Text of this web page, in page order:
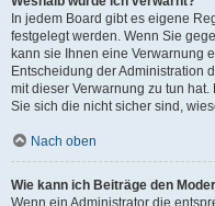
In jedem Board gibt es eigene
festgelegt werden. Wenn Sie
kann sie Ihnen eine Verwarnung
Entscheidung der Administration
mit dieser Verwarnung zu tun
Sie sich die nicht sicher sind,
Nach oben
Wie kann ich Beiträge den
Wenn ein Administrator die